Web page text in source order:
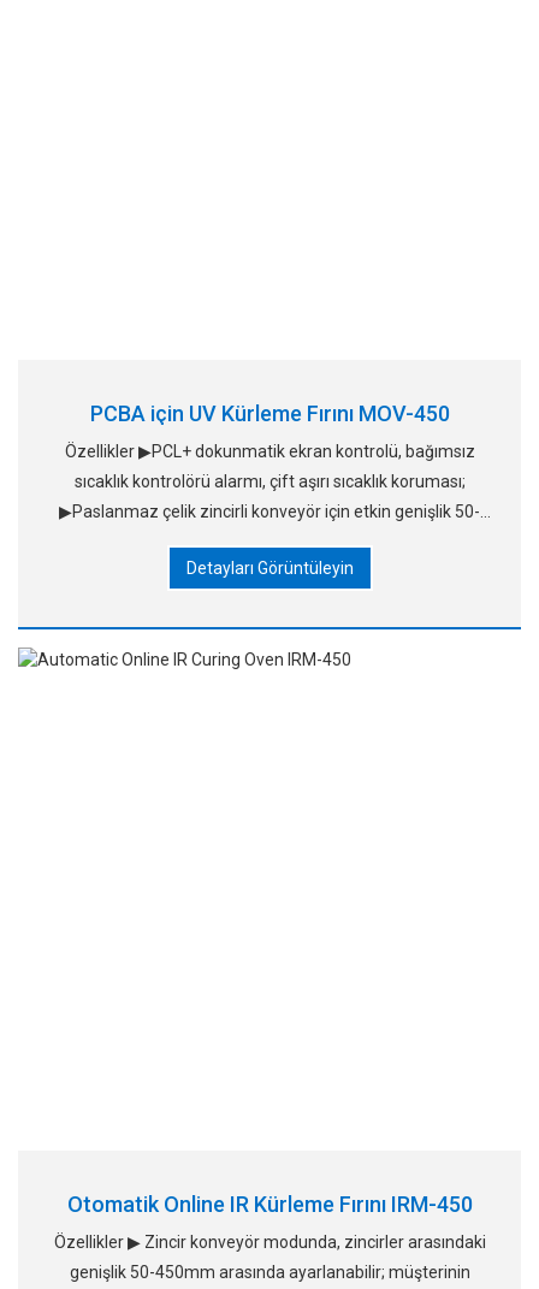
PCBA için UV Kürleme Fırını MOV-450
Özellikler ▶PCL+ dokunmatik ekran kontrolü, bağımsız
sıcaklık kontrolörü alarmı, çift aşırı sıcaklık koruması;
▶Paslanmaz çelik zincirli konveyör için etkin genişlik 50-
Detayları Görüntüleyin
Otomatik Online IR Kürleme Fırını IRM-450
Özellikler ▶ Zincir konveyör modunda, zincirler arasındaki
genişlik 50-450mm arasında ayarlanabilir; müşterinin